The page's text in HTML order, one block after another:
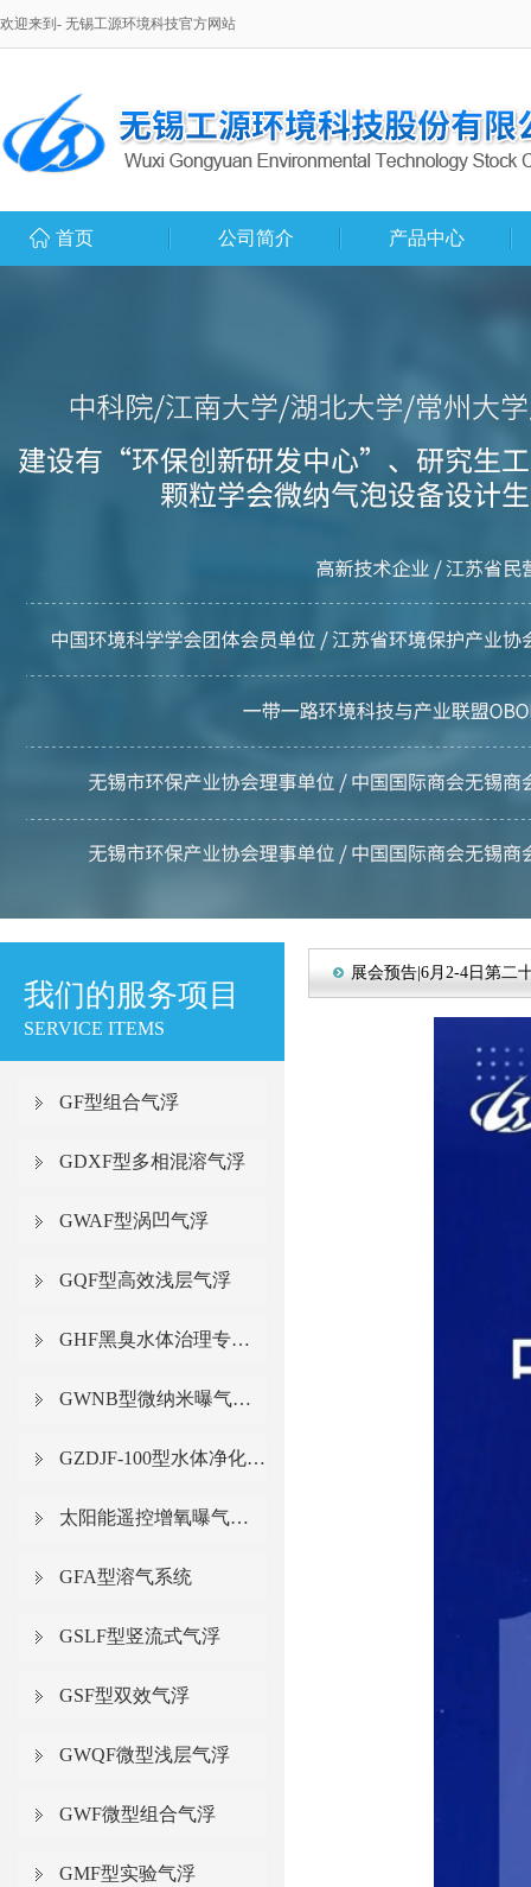
欢迎来到- 无锡工源环境科技官方网站
首页 公司简介 产品中心
我们的服务项目
SERVICE ITEMS
GF型组合气浮
GDXF型多相混溶气浮
GWAF型涡凹气浮
GQF型高效浅层气浮
GHF黑臭水体治理专用气浮
GWNB型微纳米曝气系统
GZDJF-100型水体净化增氧一体化气浮船
太阳能遥控增氧曝气系统
GFA型溶气系统
GSLF型竖流式气浮
GSF型双效气浮
GWQF微型浅层气浮
GWF微型组合气浮
GMF型实验气浮
展会预告|6月2-4日第二